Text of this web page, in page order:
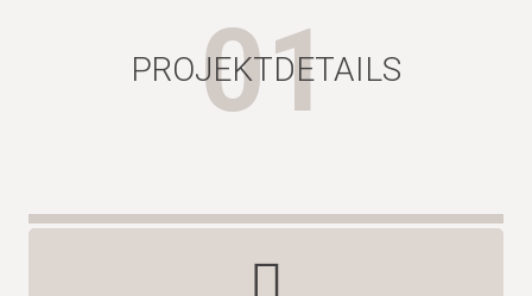
01
PROJEKTDETAILS